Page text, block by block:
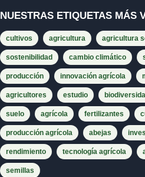
NUESTRAS ETIQUETAS MÁS
cultivos agricultura agricultura
sostenibilidad cambio climático
producción innovación agrícola
agricultores estudio
suelo agrícola fertilizantes
producción agrícola abejas
rendimiento tecnología agrícola
semillas